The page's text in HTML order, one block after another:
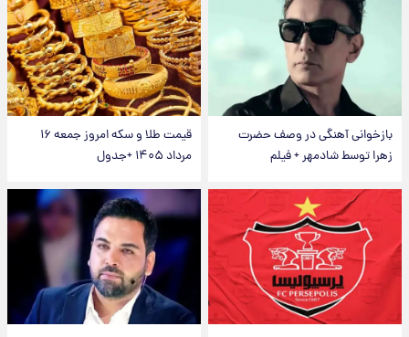
بازخوانی آهنگی در وصف حضرت
زهرا توسط شادمهر + فیلم
قیمت طلا و سکه امروز جمعه ۱۶
مرداد ۱۴۰۵ +جدول